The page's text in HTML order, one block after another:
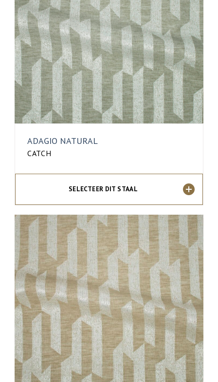
ADAGIO NATURAL
CATCH
SELECTEER DIT STAAL